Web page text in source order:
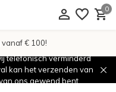
0
€ 100!
telefonisch verminderd
kan het verzenden van
ons gewend bent.